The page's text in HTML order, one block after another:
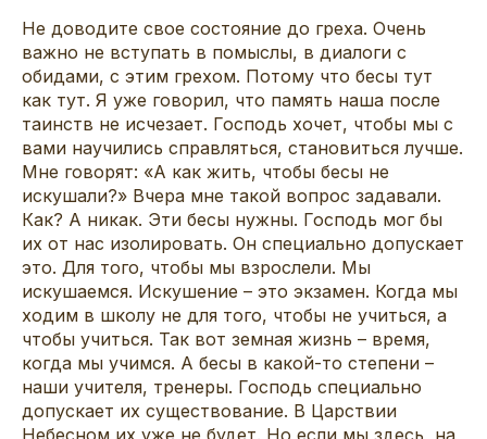
Не доводите свое состояние до греха. Очень
важно не вступать в помыслы, в диалоги с
обидами, с этим грехом. Потому что бесы тут
как тут. Я уже говорил, что память наша после
таинств не исчезает. Господь хочет, чтобы мы с
вами научились справляться, становиться лучше.
Мне говорят: «А как жить, чтобы бесы не
искушали?» Вчера мне такой вопрос задавали.
Как? А никак. Эти бесы нужны. Господь мог бы
их от нас изолировать. Он специально допускает
это. Для того, чтобы мы взрослели. Мы
искушаемся. Искушение – это экзамен. Когда мы
ходим в школу не для того, чтобы не учиться, а
чтобы учиться. Так вот земная жизнь – время,
когда мы учимся. А бесы в какой-то степени –
наши учителя, тренеры. Господь специально
допускает их существование. В Царствии
Небесном их уже не будет. Но если мы здесь, на